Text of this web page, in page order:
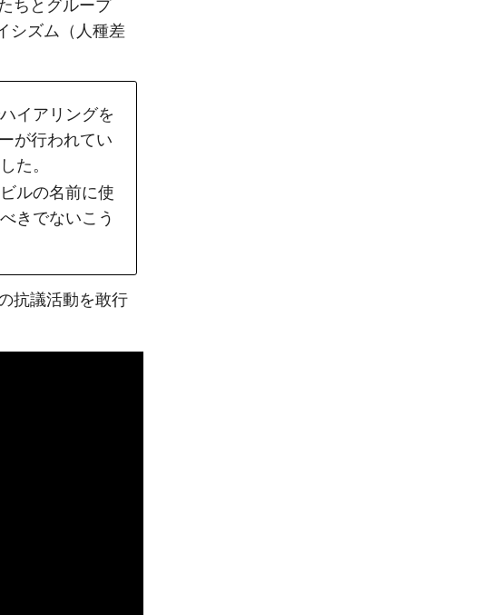
ちとグループ
シズム（人種差
イアリングを
が行われてい
た。
ルの名前に使
きでないこう
抗議活動を敢行